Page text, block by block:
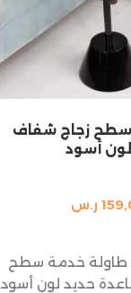
زجاج شفاف
أسود
ر.س
طاولة خدمة سطح
حديد لون أسود